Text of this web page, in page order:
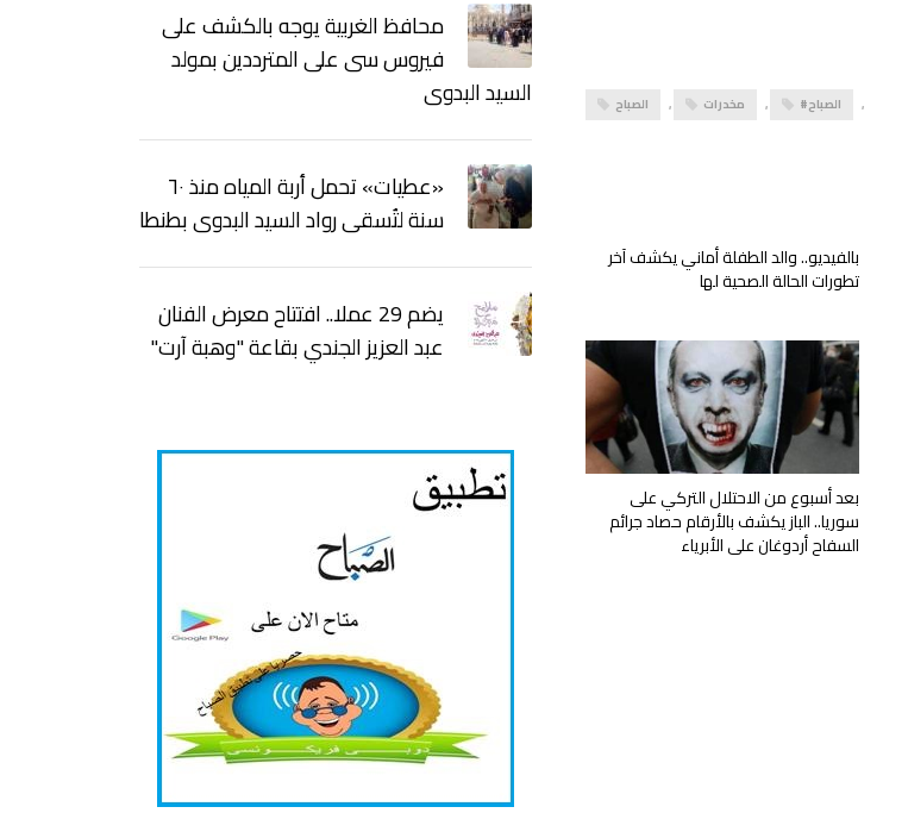
الصباح , مخدرات , #الصباح ,
بالفيديو.. والد الطفلة أماني يكشف آخر
تطورات الحالة الصحية لها
بعد أسبوع من الاحتلال التركي على
سوريا.. الباز يكشف بالأرقام حصاد جرائم
السفاح أردوغان على الأبرياء
محافظ الغربية يوجه بالكشف على
فيروس سى على المترددين بمولد
السيد البدوى
«عطيات» تحمل أربة المياه منذ ٦٠
سنة لتُسقى رواد السيد البدوى بطنطا
يضم 29 عملا.. افتتاح معرض الفنان
عبد العزيز الجندي بقاعة "وهبة آرت"